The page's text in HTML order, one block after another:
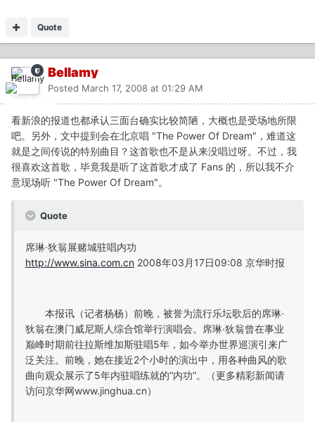
Quote
Bellamy
Posted March 17, 2008 at 01:29 AM
看新浪的报道也都承认三面台确实比较简陋，大概也是受场地所限
吧。另外，文中提到会在北京唱 "The Power Of Dream"，难道这
就是之间传说的特别曲目？这首歌也不是从来没唱过呀。不过，我
很喜欢这首歌，毕竟我是听了这首歌才成了 Fans 的，所以我不介
意现场听 "The Power Of Dream"。
Quote
席琳·狄翁展赌城驻唱内功
http://www.sina.com.cn 2008年03月17日09:08 京华时报
本报讯（记者杨杨）前晚，被誉为流行乐坛歌后的席琳·
狄翁在澳门威尼斯人综合馆举行演唱会。席琳·狄翁曾在事业
巅峰时期前往拉斯维加斯驻唱5年，如今举办世界巡演引来广
泛关注。前晚，她在接近2个小时的演出中，用各种曲风的歌
曲向观众展示了5年内驻唱练就的“内功”。（更多精彩新闻请
访问京华网www.jinghua.cn）